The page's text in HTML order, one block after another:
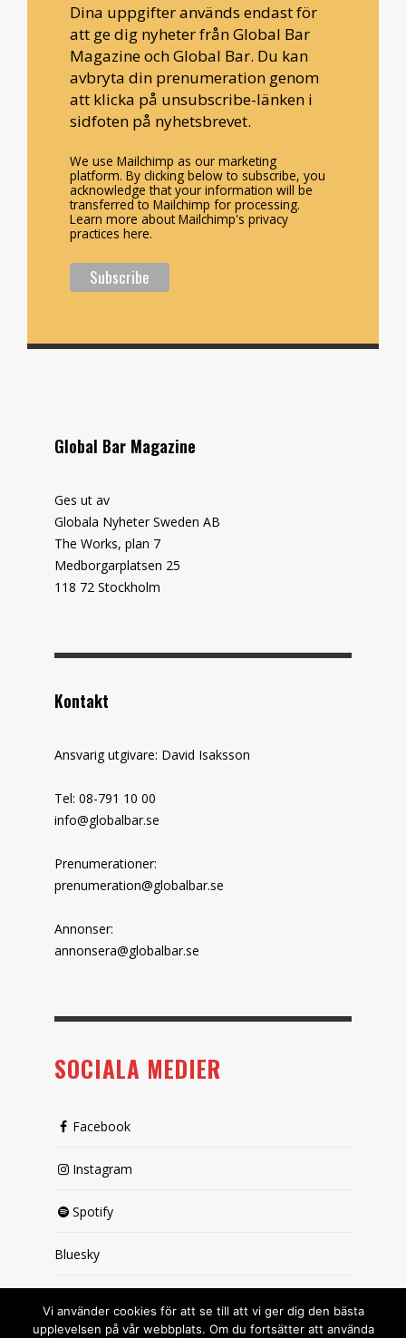
Dina uppgifter används endast för
att ge dig nyheter från Global Bar
Magazine och Global Bar. Du kan
avbryta din prenumeration genom
att klicka på unsubscribe-länken i
sidfoten på nyhetsbrevet.
We use Mailchimp as our marketing
platform. By clicking below to subscribe, you
acknowledge that your information will be
transferred to Mailchimp for processing.
Learn more about Mailchimp's privacy
practices here.
Global Bar Magazine
Ges ut av
Globala Nyheter Sweden AB
The Works, plan 7
Medborgarplatsen 25
118 72 Stockholm
Kontakt
Ansvarig utgivare: David Isaksson
Tel: 08-791 10 00
info@globalbar.se
Prenumerationer:
prenumeration@globalbar.se
Annonser:
annonsera@globalbar.se
SOCIALA MEDIER
Facebook
Instagram
Spotify
Bluesky
Vi använder cookies för att se till att vi ger dig den bästa
upplevelsen på vår webbplats. Om du fortsätter att använda